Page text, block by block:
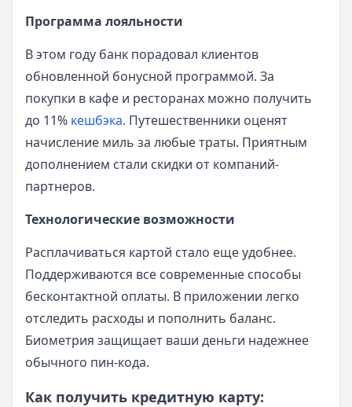
Программа лояльности
В этом году банк порадовал клиентов
обновленной бонусной программой. За
покупки в кафе и ресторанах можно получить
до 11% кешбэка. Путешественники оценят
начисление миль за любые траты. Приятным
дополнением стали скидки от компаний-
партнеров.
Технологические возможности
Расплачиваться картой стало еще удобнее.
Поддерживаются все современные способы
бесконтактной оплаты. В приложении легко
отследить расходы и пополнить баланс.
Биометрия защищает ваши деньги надежнее
обычного пин-кода.
Как получить кредитную карту: